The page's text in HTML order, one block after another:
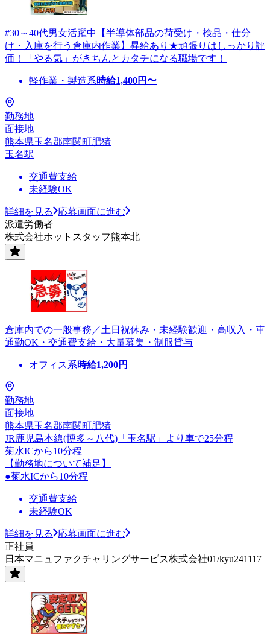
#30～40代男女活躍中【半導体部品の荷受け・検品・仕分
け・入庫を行う倉庫内作業】昇給あり★頑張りはしっかり評
価！「やる気」がきちんとカタチになる職場です！
軽作業・製造系時給1,400円〜
勤務地
面接地
熊本県玉名郡南関町肥猪
玉名駅
交通費支給
未経験OK
詳細を見る
応募画面に進む
派遣労働者
株式会社ホットスタッフ熊本北
倉庫内での一般事務／土日祝休み・未経験歓迎・高収入・車
通勤OK・交通費支給・大量募集・制服貸与
オフィス系時給1,200円
勤務地
面接地
熊本県玉名郡南関町肥猪
JR鹿児島本線(博多～八代)「玉名駅」より車で25分程
菊水ICから10分程
【勤務地について補足】
●菊水ICから10分程
交通費支給
未経験OK
詳細を見る
応募画面に進む
正社員
日本マニュファクチャリングサービス株式会社01/kyu241117